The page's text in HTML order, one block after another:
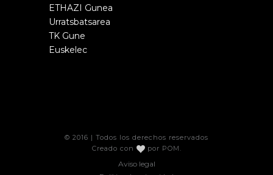
ETHAZI Gunea
Urratsbatsarea
TK Gune
Euskelec
© 2016 | Todos los derechos reservados
Creado con
por POM
Aviso legal